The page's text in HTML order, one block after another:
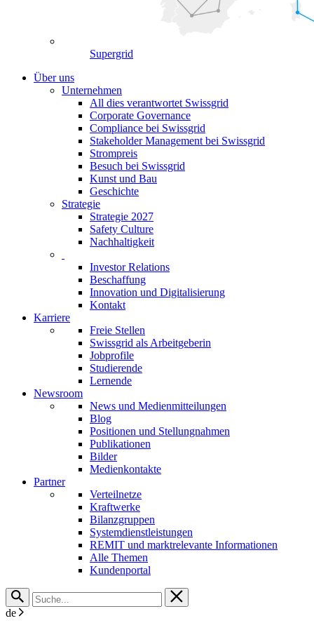
Supergrid
Über uns
Unternehmen
All dies verantwortet Swissgrid
Corporate Governance
Compliance bei Swissgrid
Stakeholder Management bei Swissgrid
Strompreis
Besuch bei Swissgrid
Kunst und Bau
Geschichte
Strategie
Strategie 2027
Safety Culture
Nachhaltigkeit
Investor Relations
Beschaffung
Innovation und Digitalisierung
Kontakt
Karriere
Freie Stellen
Swissgrid als Arbeitgeberin
Jobprofile
Studierende
Lernende
Newsroom
News und Medienmitteilungen
Blog
Positionen und Stellungnahmen
Publikationen
Bilder
Medienkontakte
Partner
Verteilnetze
Kraftwerke
Bilanzgruppen
Systemdienstleistungen
REMIT und marktrelevante Informationen
Alle Themen
Kundenportal
de